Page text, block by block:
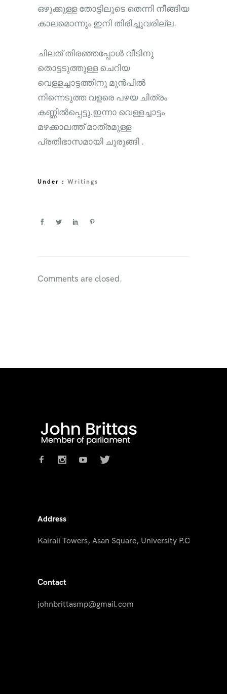
ഒഴുക്കുള്ള തോട്ടിലൂടെ തെന്നി നീങ്ങിയ
കാലമൊന്നും ഇനി തിരിച്ചുവരില്ല.
ചിലത് തിരഞ്ഞപ്പോൾ വീടിനു
തൊട്ടടുത്തുള്ള ചെറിയ
വെള്ളച്ചാട്ടത്തിനു മുൻപിൽ
നിന്നെടുത്ത വളരെ പഴയ ചിത്രം
കണ്ണിൽപ്പെട്ടു.ഇന്നാ വെള്ളച്ചാട്ടം
മഴക്കാലത്ത് മാത്രമുള്ള
പ്രതിഭാസമായി ചുരുങ്ങി .
Under : Writings
Comments are closed.
Address
Kairali Towers, Asan Square, University P.O,
Contact
johnbrittasmp@gmail.com